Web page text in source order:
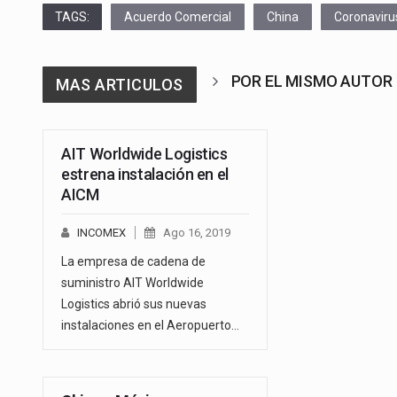
TAGS: Acuerdo Comercial China
MAS ARTICULOS POR EL MISMO AUTOR
AIT Worldwide Logistics
estrena instalación en el
AICM
INCOMEX Ago 16, 2019
La empresa de cadena de
suministro AIT Worldwide
Logistics abrió sus nuevas
instalaciones en el Aeropuerto…